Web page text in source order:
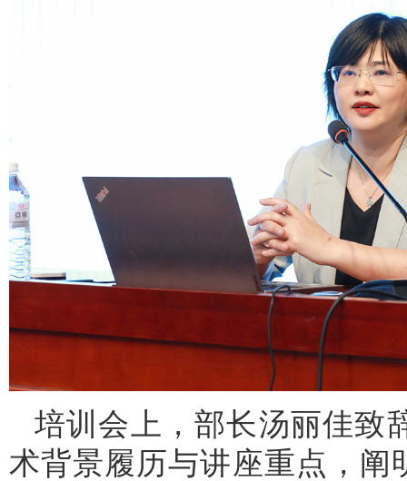
培训会上，部长汤丽佳致
术背景履历与讲座重点，阐